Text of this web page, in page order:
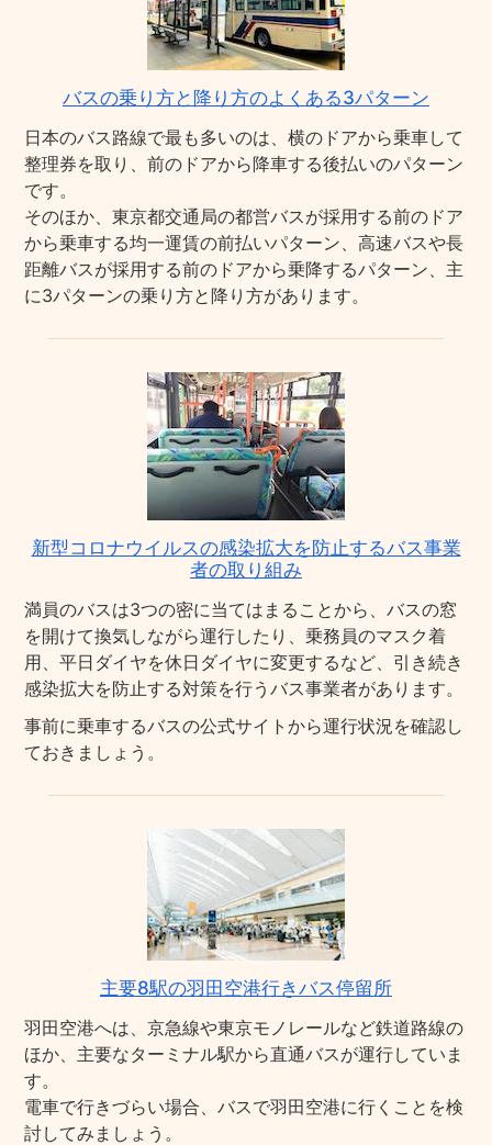
バスの乗り方と降り方のよくある3パターン
日本のバス路線で最も多いのは、横のドアから乗車して
整理券を取り、前のドアから降車する後払いのパターン
です。
そのほか、東京都交通局の都営バスが採用する前のドア
から乗車する均一運賃の前払いパターン、高速バスや長
距離バスが採用する前のドアから乗降するパターン、主
に3パターンの乗り方と降り方があります。
新型コロナウイルスの感染拡大を防止するバス事業
者の取り組み
満員のバスは3つの密に当てはまることから、バスの窓
を開けて換気しながら運行したり、乗務員のマスク着
用、平日ダイヤを休日ダイヤに変更するなど、引き続き
感染拡大を防止する対策を行うバス事業者があります。
事前に乗車するバスの公式サイトから運行状況を確認し
ておきましょう。
主要8駅の羽田空港行きバス停留所
羽田空港へは、京急線や東京モノレールなど鉄道路線の
ほか、主要なターミナル駅から直通バスが運行していま
す。
電車で行きづらい場合、バスで羽田空港に行くことを検
討してみましょう。